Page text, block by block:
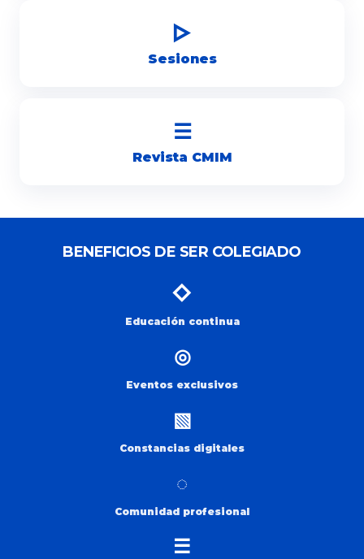
▷
Sesiones
☰
Revista CMIM
BENEFICIOS DE SER COLEGIADO
◇
Educación continua
◎
Eventos exclusivos
▧
Constancias digitales
◌
Comunidad profesional
☰